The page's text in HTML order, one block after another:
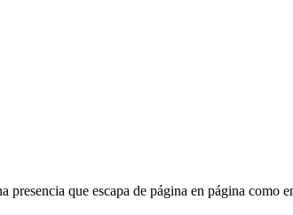
presencia que escapa de página en página